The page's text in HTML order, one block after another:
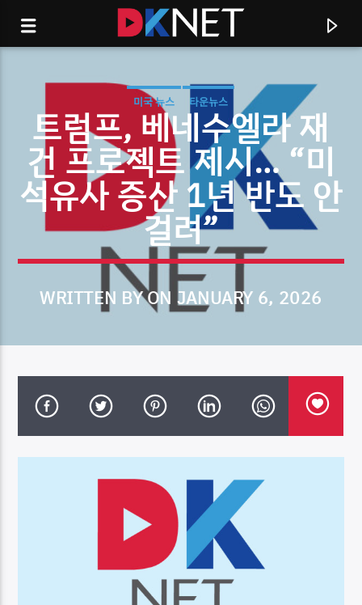
CURRENT TRACK
ARTIST
DK NET Radio.co
미국 뉴스 타운뉴스
트럼프, 베네수엘라 재
건 프로젝트 제시… “미
석유사 증산 1년 반도 안
걸려”
WRITTEN BY ON JANUARY 6, 2026